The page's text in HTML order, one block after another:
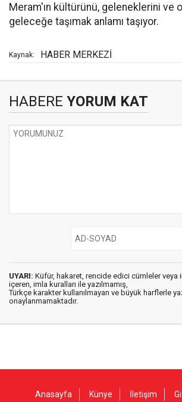
Meram'ın kültürünü, geleneklerini ve
geleceğe taşımak anlamı taşıyor.
Kaynak: HABER MERKEZİ
HABERE YORUM KAT
UYARI: Küfür, hakaret, rencide edici cümleler veya
içeren, imla kuralları ile yazılmamış,
Türkçe karakter kullanılmayan ve büyük harflerle
onaylanmamaktadır.
Anasayfa Künye İletişim